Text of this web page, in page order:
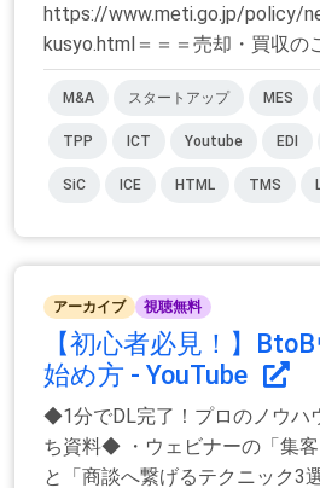
https://www.meti.go.jp/policy/
kusyo.html＝＝＝売却・買収の
M&A スタートアップ MES
TPP ICT Youtube EDI
SiC ICE HTML TMS
アーカイブ 視聴無料
【初心者必見！】
始め方 - YouTube
◆1分でDL完了！プロのノウハ
ち資料◆ ・ウェビナーの「集客
と「商談へ繋げるテクニック3選